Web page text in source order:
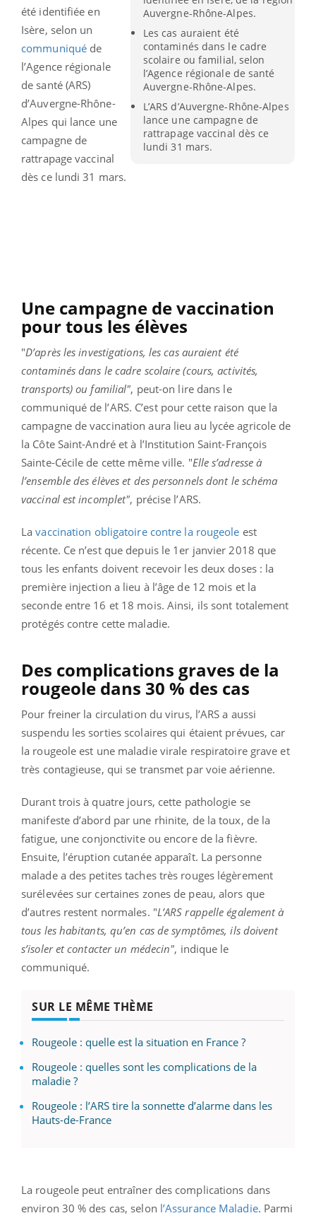
Auvergne-Rhône-Alpes.
Les cas auraient été
contaminés dans le cadre
scolaire ou familial, selon
l’Agence régionale de santé
Auvergne-Rhône-Alpes.
L’ARS d’Auvergne-Rhône-Alpes
lance une campagne de
rattrapage vaccinal dès ce
lundi 31 mars.
été identifiée en
Isère, selon un
communiqué de
l’Agence régionale
de santé (ARS)
d’Auvergne-Rhône-
Alpes qui lance une
campagne de
rattrapage vaccinal
dès ce lundi 31 mars.
Une campagne de vaccination
pour tous les élèves
"D’après les investigations, les cas auraient été
contaminés dans le cadre scolaire (cours, activités,
transports) ou familial", peut-on lire dans le
communiqué de l’ARS. C’est pour cette raison que la
campagne de vaccination aura lieu au lycée agricole de
la Côte Saint-André et à l’Institution Saint-François
Sainte-Cécile de cette même ville. "Elle s’adresse à
l’ensemble des élèves et des personnels dont le schéma
vaccinal est incomplet", précise l’ARS.
Lavaccination obligatoire contre la rougeole est
récente. Ce n’est que depuis le 1er janvier 2018 que
tous les enfants doivent recevoir les deux doses : la
première injection a lieu à l’âge de 12 mois et la
seconde entre 16 et 18 mois. Ainsi, ils sont totalement
protégés contre cette maladie.
Des complications graves de la
rougeole dans 30 % des cas
Pour freiner la circulation du virus, l’ARS a aussi
suspendu les sorties scolaires qui étaient prévues, car
la rougeole est une maladie virale respiratoire grave et
très contagieuse, qui se transmet par voie aérienne.
Durant trois à quatre jours, cette pathologie se
manifeste d’abord par une rhinite, de la toux, de la
fatigue, une conjonctivite ou encore de la fièvre.
Ensuite, l’éruption cutanée apparaît. La personne
malade a des petites taches très rouges légèrement
surélevées sur certaines zones de peau, alors que
d’autres restent normales. "L’ARS rappelle également à
tous les habitants, qu’en cas de symptômes, ils doivent
s’isoler et contacter un médecin", indique le
communiqué.
SUR LE MÊME THÈME
Rougeole : quelle est la situation en France ?
Rougeole : quelles sont les complications de la
maladie ?
Rougeole : l’ARS tire la sonnette d’alarme dans les
Hauts-de-France
La rougeole peut entraîner des complications dans
environ 30 % des cas, selon l’Assurance Maladie. Parmi